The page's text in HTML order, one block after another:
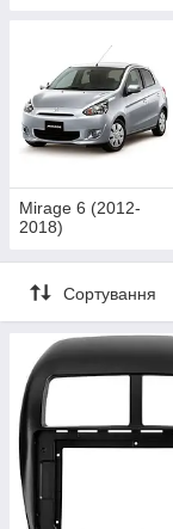
Mirage 6 (2012-
2018)
Сортування